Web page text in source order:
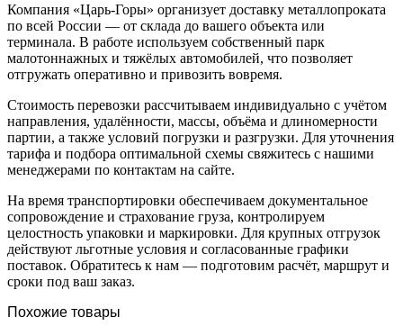
Компания «Царь-Горы» организует доставку металлопроката
по всей России — от склада до вашего объекта или
терминала. В работе используем собственный парк
малотоннажных и тяжёлых автомобилей, что позволяет
отгружать оперативно и привозить вовремя.
Стоимость перевозки рассчитываем индивидуально с учётом
направления, удалённости, массы, объёма и длиномерности
партии, а также условий погрузки и разгрузки. Для уточнения
тарифа и подбора оптимальной схемы свяжитесь с нашими
менеджерами по контактам на сайте.
На время транспортировки обеспечиваем документальное
сопровождение и страхование груза, контролируем
целостность упаковки и маркировки. Для крупных отгрузок
действуют льготные условия и согласованные графики
поставок. Обратитесь к нам — подготовим расчёт, маршрут и
сроки под ваш заказ.
Похожие товары